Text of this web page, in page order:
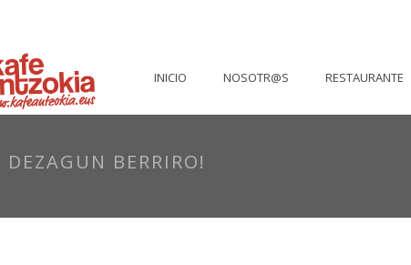
INICIO NOSOTR@S RESTAURANTE
BERRIRO!